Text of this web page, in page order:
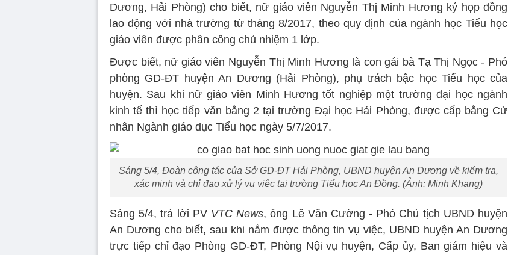
Dương, Hải Phòng) cho biết, nữ giáo viên Nguyễn Thị Minh Hương ký họp đồng
lao động với nhà trường từ tháng 8/2017, theo quy định của ngành học Tiểu học
giáo viên được phân công chủ nhiệm 1 lớp.
Được biết, nữ giáo viên Nguyễn Thị Minh Hương là con gái bà Tạ Thị Ngọc - Phó
phòng GD-ĐT huyện An Dương (Hải Phòng), phụ trách bậc học Tiểu học của
huyện. Sau khi nữ giáo viên Minh Hương tốt nghiệp một trường đại học ngành
kinh tế thì học tiếp văn bằng 2 tại trường Đại học Hải Phòng, được cấp bằng Cử
nhân Ngành giáo dục Tiểu học ngày 5/7/2017.
Sáng 5/4, Đoàn công tác của Sở GD-ĐT Hải Phòng, UBND huyện An Dương về kiểm tra,
xác minh và chỉ đạo xử lý vụ việc tại trường Tiểu học An Đồng. (Ảnh: Minh Khang)
Sáng 5/4, trả lời PV VTC News, ông Lê Văn Cường - Phó Chủ tịch UBND huyện
An Dương cho biết, sau khi nắm được thông tin vụ việc, UBND huyện An Dương
trực tiếp chỉ đạo Phòng GD-ĐT, Phòng Nội vụ huyện, Cấp ủy, Ban giám hiệu và